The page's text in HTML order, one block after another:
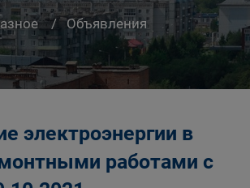
Объявления
электроэнергии в
работами c